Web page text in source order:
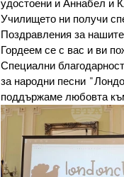
удостоени и Аннабел и
Училището ни получи
Поздравления за
Гордеем се с вас и ви
Специални
за народни песни
поддържаме любовта